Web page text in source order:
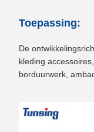
Toepassing:
De
kleding
borduurwerk,